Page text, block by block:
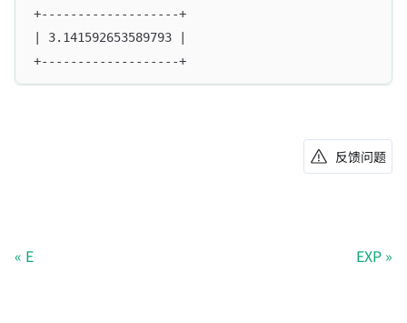
+-------------------+
| 3.141592653589793 |
+-------------------+
反馈问题
E EXP